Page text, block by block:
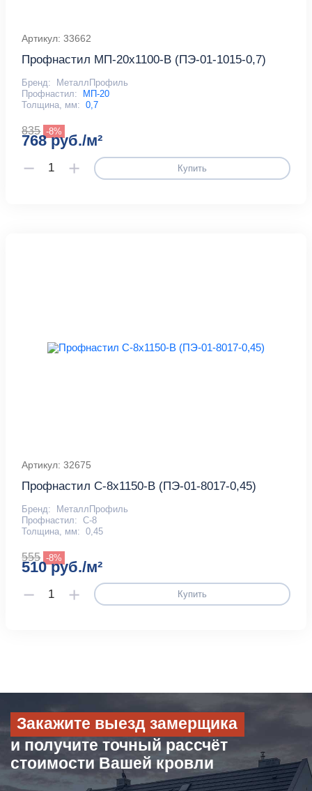
Артикул: 33662
Профнастил МП-20x1100-B (ПЭ-01-1015-0,7)
Бренд:
МеталлПрофиль
Профнастил:
МП-20
Толщина, мм: 0,7
835 -8%
768 руб./м²
Купить
Артикул: 32675
Профнастил С-8x1150-B (ПЭ-01-8017-0,45)
Бренд:
МеталлПрофиль
Профнастил: С-8
Толщина, мм: 0,45
555 -8%
510 руб./м²
Купить
Закажите выезд замерщика
и получите точный рассчёт
стоимости Вашей кровли